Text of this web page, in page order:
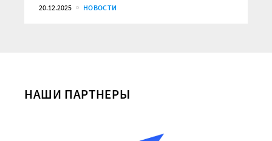
20.12.2025 НОВОСТИ
НАШИ ПАРТНЕРЫ